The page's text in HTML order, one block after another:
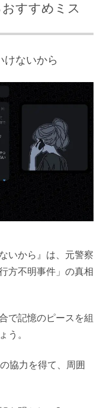
おすすめミス
けないから
いから』は、元警察
方不明事件」の真相
で記憶のピースを組
う。
協力を得て、周囲